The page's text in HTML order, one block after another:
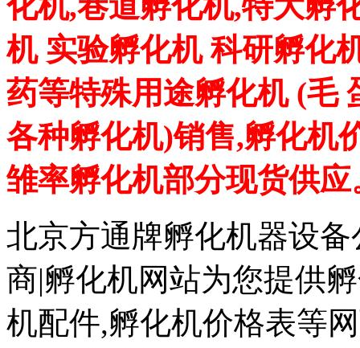
机 实验孵化机 科研孵化
药等特殊用途孵化机 (毛
各种孵化机)销售,孵化机
雏率孵化机部分现货供应
北京方通牌孵化机器设
商|孵化机网站为您提供
机配件,孵化机价格表等